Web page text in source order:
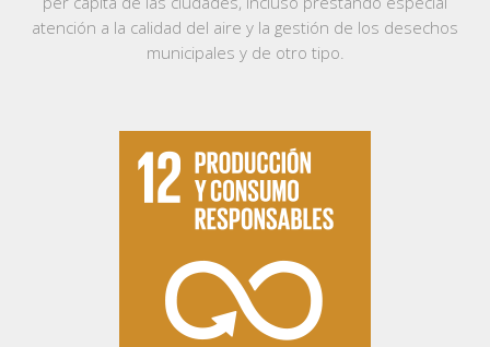
atención a la calidad del aire y la gestión de los desechos
municipales y de otro tipo.